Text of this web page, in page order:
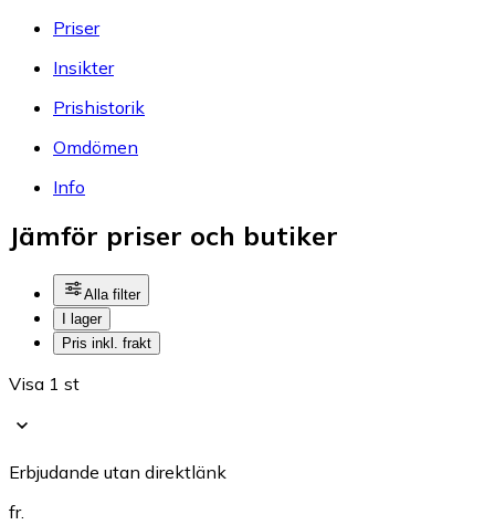
Priser
Insikter
Prishistorik
Omdömen
Info
Jämför priser och butiker
Alla filter
I lager
Pris inkl. frakt
Visa 1 st
Erbjudande utan direktlänk
fr.